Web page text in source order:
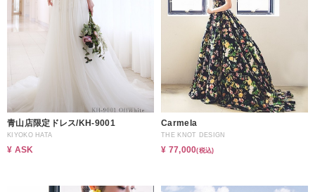
青山店限定ドレス/KH-9001
KIYOKO HATA
¥ ASK
Carmela
THE KNOT DESIGN
¥ 77,000(税込)